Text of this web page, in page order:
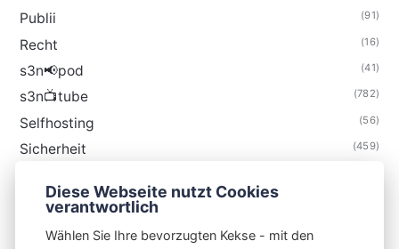
Publii (91)
Recht (16)
s3n📢pod (41)
s3n📺tube (782)
Selfhosting (56)
Sicherheit (459)
Thunderbird
Diese Webseite nutzt Cookies
verantwortlich
Wählen Sie Ihre bevorzugten Kekse - mit den